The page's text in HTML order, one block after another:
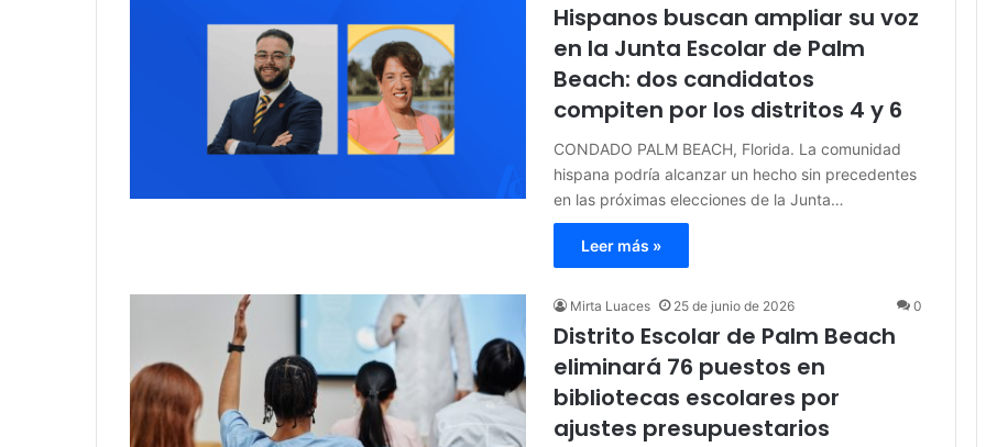
Hispanos buscan ampliar su voz
en la Junta Escolar de Palm
Beach: dos candidatos
compiten por los distritos 4 y 6
CONDADO PALM BEACH, Florida. La comunidad
hispana podría alcanzar un hecho sin precedentes
en las próximas elecciones de la Junta…
Leer más »
Mirta Luaces 25 de junio de 2026 0
Distrito Escolar de Palm Beach
eliminará 76 puestos en
bibliotecas escolares por
ajustes presupuestarios